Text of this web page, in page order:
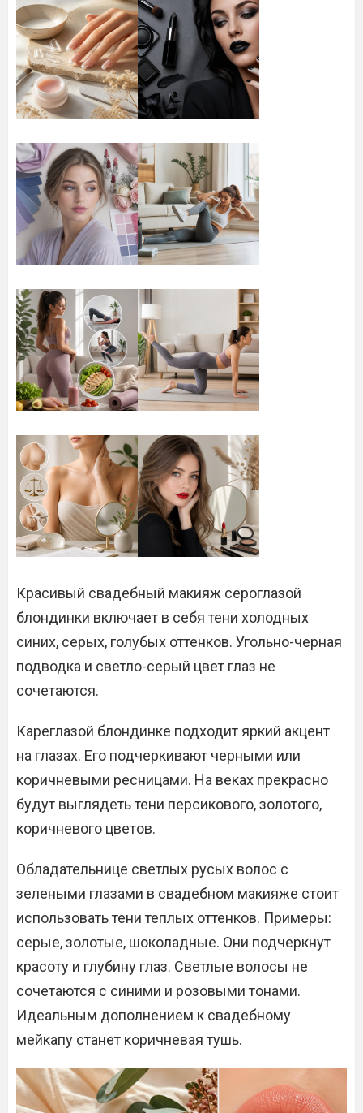
Красивый свадебный макияж сероглазой
блондинки включает в себя тени холодных
синих, серых, голубых оттенков. Угольно-черная
подводка и светло-серый цвет глаз не
сочетаются.
Кареглазой блондинке подходит яркий акцент
на глазах. Его подчеркивают черными или
коричневыми ресницами. На веках прекрасно
будут выглядеть тени персикового, золотого,
коричневого цветов.
Обладательнице светлых русых волос с
зелеными глазами в свадебном макияже стоит
использовать тени теплых оттенков. Примеры:
серые, золотые, шоколадные. Они подчеркнут
красоту и глубину глаз. Светлые волосы не
сочетаются с синими и розовыми тонами.
Идеальным дополнением к свадебному
мейкапу станет коричневая тушь.